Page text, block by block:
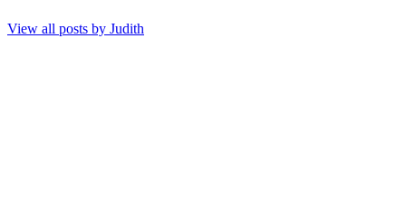
View all posts by Judith